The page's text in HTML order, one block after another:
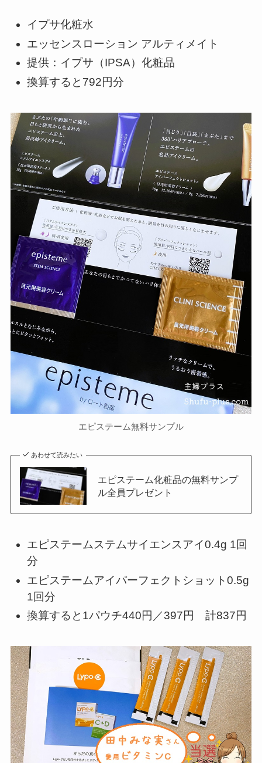
イプサ化粧水
エッセンスローション アルティメイト
提供：イプサ（IPSA）化粧品
換算すると792円分
エピステーム無料サンプル
あわせて読みたい
エピステーム化粧品の無料サンプ
ル全員プレゼント
エピステームステムサイエンスアイ0.4g 1回
分
エピステームアイパーフェクトショット0.5g
1回分
換算すると1パウチ440円／397円 計837円